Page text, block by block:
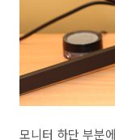
모니터 하단 부분